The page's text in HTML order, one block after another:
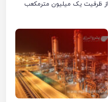
از ظرفیت یک میلیون مترمکعب